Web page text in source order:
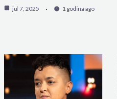
jul 7, 2025 1 godina ago